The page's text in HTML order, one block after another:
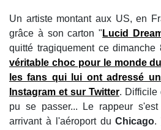
Un artiste montant aux US, en
grâce à son carton " Lucid
quitté tragiquement ce dimanche
véritable choc pour le monde
les fans qui lui ont adressé
Instagram et sur Twitter. Difficile
pu se passer... Le rappeur
arrivant à l'aéroport duChicago.